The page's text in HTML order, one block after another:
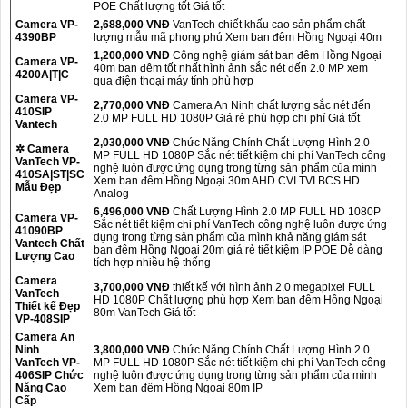
POE Chất lượng tốt Giá tốt
Camera VP-
4390BP
2,688,000 VNĐ VanTech chiết khấu cao sản phẩm chất
lượng mẫu mã phong phú Xem ban đêm Hồng Ngoại 40m
Camera VP-
4200A|T|C
1,200,000 VNĐ Công nghệ giám sát ban đêm Hồng Ngoại
40m ban đêm tốt nhất hình ảnh sắc nét đến 2.0 MP xem
qua điện thoại máy tính phù hợp
Camera VP-
410SIP
Vantech
2,770,000 VNĐ Camera An Ninh chất lượng sắc nét đến
2.0 MP FULL HD 1080P Giá rẻ phù hợp chi phí Giá tốt
✲ Camera
VanTech VP-
410SA|ST|SC
Mẫu Đẹp
2,030,000 VNĐ Chức Năng Chính Chất Lượng Hình 2.0
MP FULL HD 1080P Sắc nét tiết kiệm chi phí VanTech công
nghệ luôn được ứng dụng trong từng sản phẩm của mình
Xem ban đêm Hồng Ngoại 30m AHD CVI TVI BCS HD
Analog
Camera VP-
41090BP
Vantech Chất
Lượng Cao
6,496,000 VNĐ Chất Lượng Hình 2.0 MP FULL HD 1080P
Sắc nét tiết kiệm chi phí VanTech công nghệ luôn được ứng
dụng trong từng sản phẩm của mình khả năng giám sát
ban đêm Hồng Ngoại 20m giá rẻ tiết kiệm IP POE Dễ dàng
tích hợp nhiều hệ thống
Camera
VanTech
Thiết kế Đẹp
VP-408SIP
3,700,000 VNĐ thiết kế với hình ảnh 2.0 megapixel FULL
HD 1080P Chất lượng phù hợp Xem ban đêm Hồng Ngoại
80m VanTech Giá tốt
Camera An
Ninh
VanTech VP-
406SIP Chức
Năng Cao
Cấp
3,800,000 VNĐ Chức Năng Chính Chất Lượng Hình 2.0
MP FULL HD 1080P Sắc nét tiết kiệm chi phí VanTech công
nghệ luôn được ứng dụng trong từng sản phẩm của mình
Xem ban đêm Hồng Ngoại 80m IP